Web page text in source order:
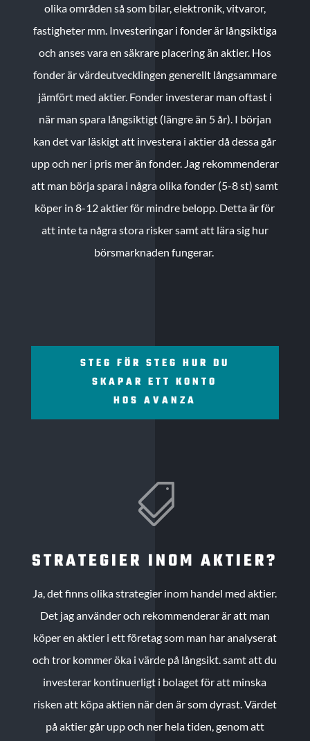
olika områden så som bilar, elektronik, vitvaror,
fastigheter mm. Investeringar i fonder är långsiktiga
och anses vara en säkrare placering än aktier. Hos
fonder är värdeutvecklingen generellt långsammare
jämfört med aktier. Fonder investerar man oftast i
när man spara långsiktigt (längre än 5 år). I början
kan det var läskigt att investera i aktier då dessa går
upp och ner i pris mer än fonder. Jag rekommenderar
att man börja spara i några olika fonder (5-8 st) samt
köper in 8-12 aktier för mindre belopp. Detta är för
att inte ta några stora risker samt att lära sig hur
börsmarknaden fungerar.
STEG FÖR STEG HUR DU
SKAPAR ETT KONTO
HOS AVANZA

STRATEGIER INOM AKTIER?
Ja, det finns olika strategier inom handel med aktier.
Det jag använder och rekommenderar är att man
köper en aktier i ett företag som man har analyserat
och tror kommer öka i värde på långsikt. samt att du
investerar kontinuerligt i bolaget för att minska
risken att köpa aktien när den är som dyrast. Värdet
på aktier går upp och ner hela tiden, genom att